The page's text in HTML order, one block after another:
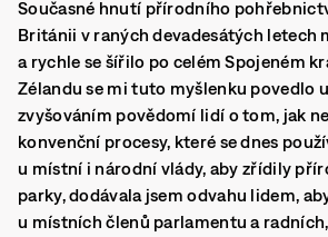
Současné hnutí přírodního
Británii v raných devadesátých letech
a rychle se šířilo po celém Spojeném
Zélandu se mi tuto myšlenku povedlo
zvyšováním povědomí lidí o tom, jak
konvenční procesy, které se dnes
u místní i národní vlády, aby zřídily
parky, dodávala jsem odvahu lidem,
u místních členů parlamentu a